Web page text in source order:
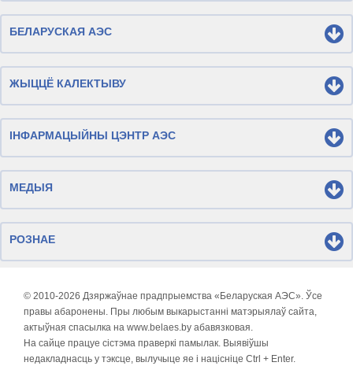
БЕЛАРУСКАЯ АЭС
ЖЫЦЦЁ КАЛЕКТЫВУ
ІНФАРМАЦЫЙНЫ ЦЭНТР АЭС
МЕДЫЯ
РОЗНАЕ
© 2010-2026 Дзяржаўнае прадпрыемства «Беларуская АЭС». Ўсе
правы абаронены. Пры любым выкарыстанні матэрыялаў сайта,
актыўная спасылка на www.belaes.by абавязковая.
На сайце працуе сістэма праверкі памылак. Выявіўшы
недакладнасць у тэксце, вылучыце яе і націсніце Ctrl + Enter.